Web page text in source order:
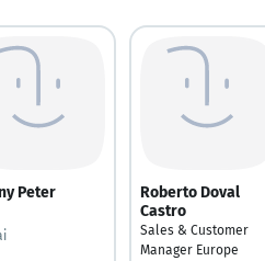
Peter
Roberto Doval
Castro
Sales & Customer
Manager Europe